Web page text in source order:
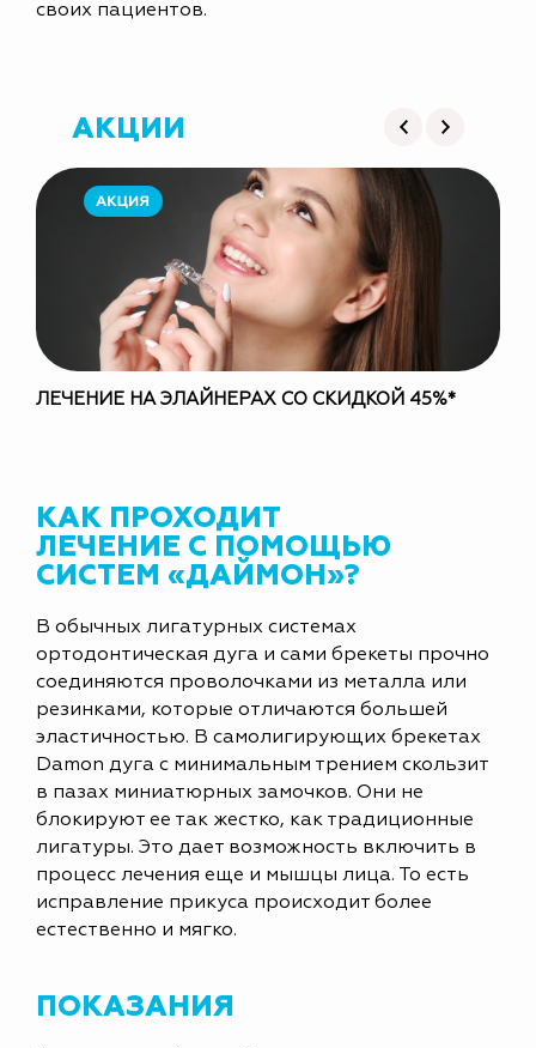
своих пациентов.
АКЦИИ
ЛЕЧЕНИЕ НА ЭЛАЙНЕРАХ СО СКИДКОЙ 45%*
КАК ПРОХОДИТ
ЛЕЧЕНИЕ С ПОМОЩЬЮ
СИСТЕМ «ДАЙМОН»?
В обычных лигатурных системах
ортодонтическая дуга и сами брекеты прочно
соединяются проволочками из металла или
резинками, которые отличаются большей
эластичностью. В самолигирующих брекетах
Damon дуга с минимальным трением скользит
в пазах миниатюрных замочков. Они не
блокируют ее так жестко, как традиционные
лигатуры. Это дает возможность включить в
процесс лечения еще и мышцы лица. То есть
исправление прикуса происходит более
естественно и мягко.
ПОКАЗАНИЯ